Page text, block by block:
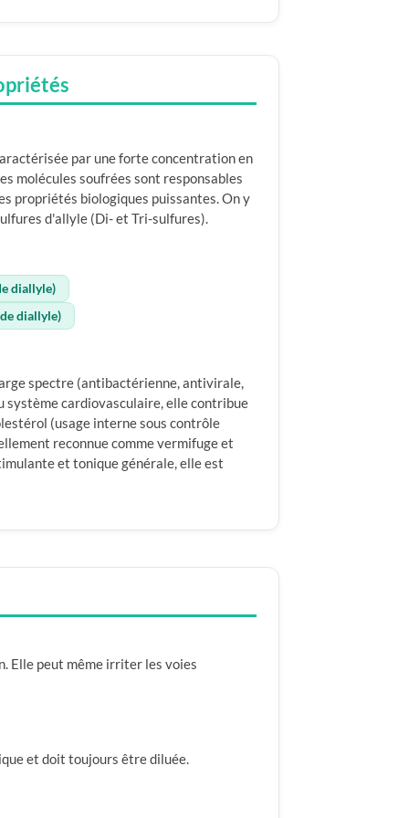
par une forte concentration en
molécules soufrées sont responsables
propriétés biologiques puissantes. On y
d'allyle (Di- et Tri-sulfures).
diallyle)
diallyle)
spectre (antibactérienne, antivirale,
système cardiovasculaire, elle contribue
(usage interne sous contrôle
reconnue comme vermifuge et
et tonique générale, elle est
Elle peut même irriter les voies
et doit toujours être diluée.